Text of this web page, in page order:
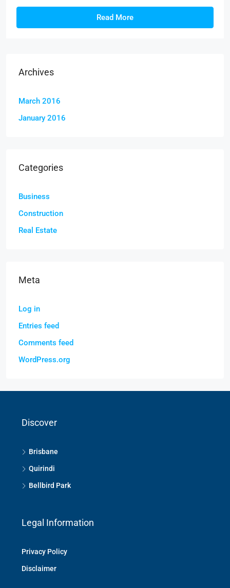
Read More
Archives
March 2016
January 2016
Categories
Business
Construction
Real Estate
Meta
Log in
Entries feed
Comments feed
WordPress.org
Discover
Brisbane
Quirindi
Bellbird Park
Legal Information
Privacy Policy
Disclaimer